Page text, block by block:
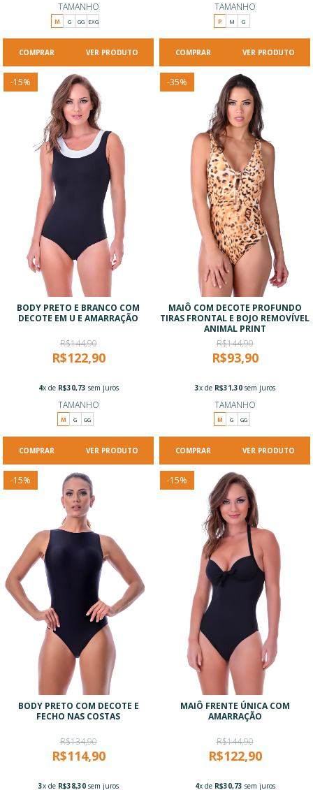
TAMANHO
M G GG EXG
VER PRODUTO
TAMANHO
P M G
VER PRODUTO
-15%
BODY PRETO E BRANCO COM
DECOTE EM U E AMARRAÇÃO
R$144,90
R$122,90
4x de R$30,73 sem juros
TAMANHO
M G GG
VER PRODUTO
-35%
MAIÔ COM DECOTE PROFUNDO
TIRAS FRONTAL E BOJO REMOVÍVEL
ANIMAL PRINT
R$144,90
R$93,90
3x de R$31,30sem juros
TAMANHO
M G GG
VER PRODUTO
-15%
BODY PRETO COM DECOTE E
FECHO NAS COSTAS
R$134,90
R$114,90
3x de R$38,30sem juros
-15%
MAIÔ FRENTE ÚNICA COM
AMARRAÇÃO
R$144,90
R$122,90
4x de R$30,73 sem juros